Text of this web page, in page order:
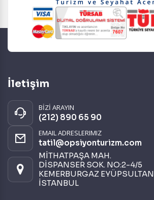
İletişim
BİZİ ARAYIN
(212) 890 65 90
EMAIL ADRESLERIMIZ
tatil@opsiyonturizm.com
MİTHATPAŞA MAH.
DİSPANSER SOK. NO:2-4/5
KEMERBURGAZ EYÜPSULTAN
İSTANBUL